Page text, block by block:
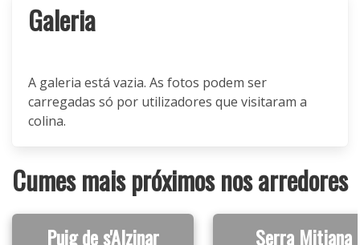
Galeria
A galeria está vazia. As fotos podem ser
carregadas só por utilizadores que visitaram a
colina.
Cumes mais próximos nos arredores
Puig de s'Alzinar Serra Mitjana